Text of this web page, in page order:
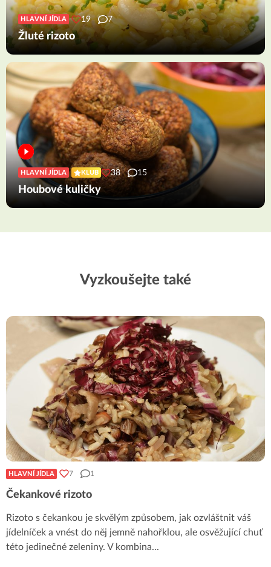
HLAVNÍ JÍDLA 19 7
Žluté rizoto
HLAVNÍ JÍDLA KLUB 38 15
Houbové kuličky
Vyzkoušejte také
HLAVNÍ JÍDLA 7 1
Čekankové rizoto
Rizoto s čekankou je skvělým způsobem, jak ozvláštnit váš
jídelníček a vnést do něj jemně nahořklou, ale osvěžující chuť
této jedinečné zeleniny. V kombina...